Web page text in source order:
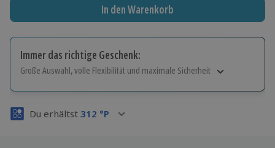
In den Warenkorb
Immer das richtige Geschenk:
Große Auswahl, volle Flexibilität und maximale Sicherheit
Volle Flexibilität
Du erhältst 312 °P